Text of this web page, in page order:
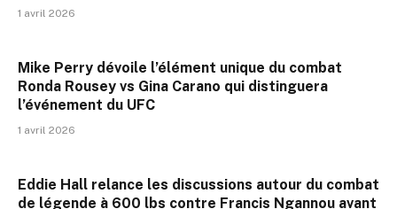
1 avril 2026
Mike Perry dévoile l’élément unique du combat
Ronda Rousey vs Gina Carano qui distinguera
l’événement du UFC
1 avril 2026
Eddie Hall relance les discussions autour du combat
de légende à 600 lbs contre Francis Ngannou avant